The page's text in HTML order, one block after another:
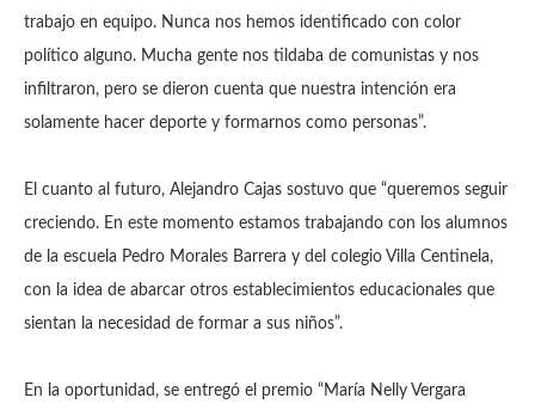
trabajo en equipo. Nunca nos hemos identificado con color
político alguno. Mucha gente nos tildaba de comunistas y nos
infiltraron, pero se dieron cuenta que nuestra intención era
solamente hacer deporte y formarnos como personas”.
El cuanto al futuro, Alejandro Cajas sostuvo que “queremos seguir
creciendo. En este momento estamos trabajando con los alumnos
de la escuela Pedro Morales Barrera y del colegio Villa Centinela,
con la idea de abarcar otros establecimientos educacionales que
sientan la necesidad de formar a sus niños”.
En la oportunidad, se entregó el premio “María Nelly Vergara